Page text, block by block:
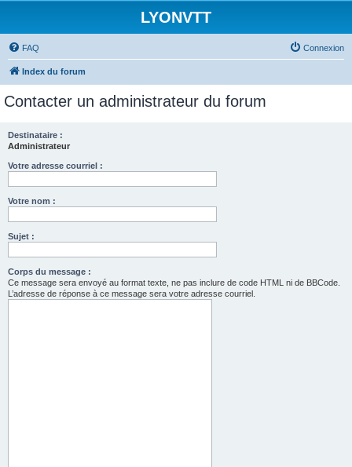
LYONVTT
FAQ Connexion
Index du forum
Contacter un administrateur du forum
Destinataire :
Administrateur
Votre adresse courriel :
Votre nom :
Sujet :
Corps du message :
Ce message sera envoyé au format texte, ne pas inclure de code HTML ni de BBCode.
L’adresse de réponse à ce message sera votre adresse courriel.